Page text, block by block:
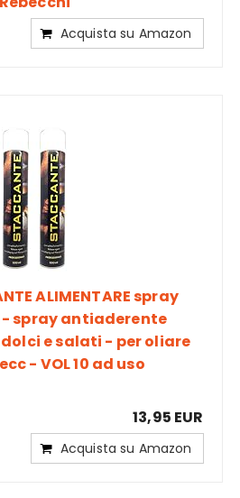
Acquista su Amazon
ALIMENTARE spray
spray antiaderente
e salati - per oliare
- VOL 10 ad uso
13,95 EUR
Acquista su Amazon